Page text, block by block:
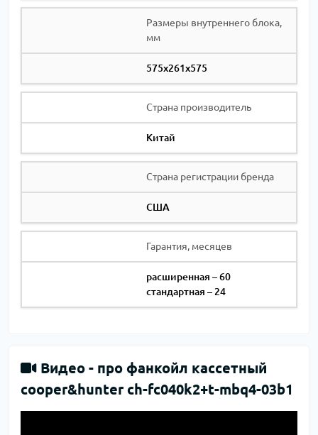
Размеры внутреннего блока,
мм
575х261х575
Страна производитель
Китай
Страна регистрации бренда
США
Гарантия, месяцев
расширенная – 60
стандартная – 24
Видео - про фанкойл кассетный
cooper&hunter ch-fc040k2+t-mbq4-03b1